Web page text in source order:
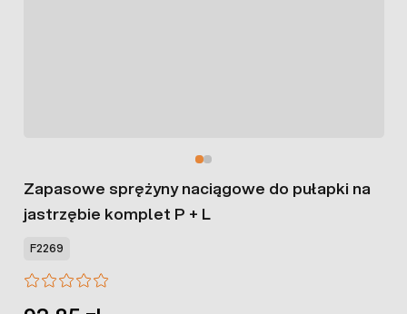
Zapasowe sprężyny naciągowe do pułapki na
jastrzębie komplet P + L
F2269